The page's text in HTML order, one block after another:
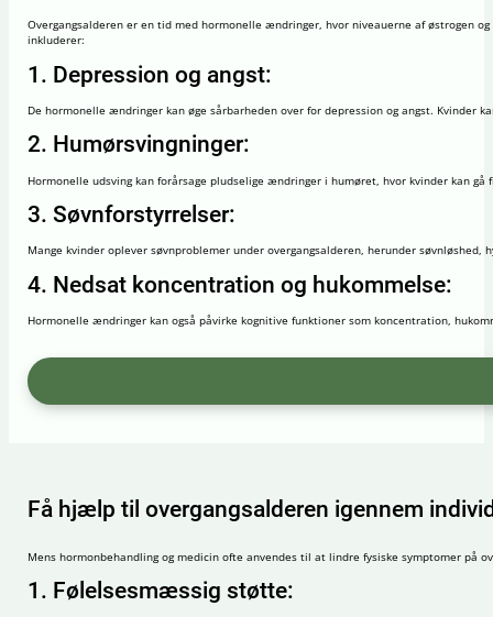
Overgangsalderen er en tid med hormonelle ændringer, hvor niveauerne af østrogen
inkluderer:
1. Depression og angst:
De hormonelle ændringer kan øge sårbarheden over for depression og angst. Kvinder
2. Humørsvingninger:
Hormonelle udsving kan forårsage pludselige ændringer i humøret, hvor kvinder kan
3. Søvnforstyrrelser:
Mange kvinder oplever søvnproblemer under overgangsalderen, herunder søvnløshed,
4. Nedsat koncentration og hukommelse:
Hormonelle ændringer kan også påvirke kognitive funktioner som koncentration,
Få hjælp til overgangsalderen igennem
Mens hormonbehandling og medicin ofte anvendes til at lindre fysiske symptomer
1. Følelsesmæssig støtte: